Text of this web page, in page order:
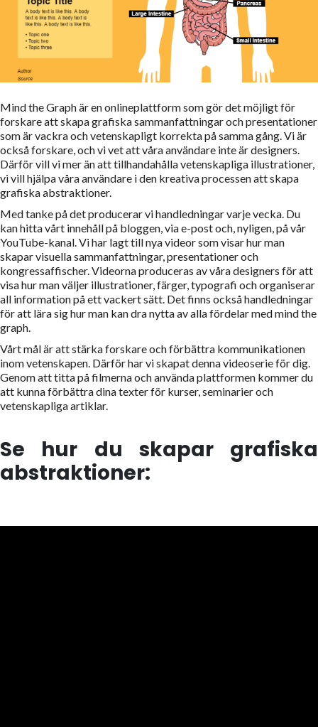
Mind the Graph är en onlineplattform som gör det möjligt för
forskare att skapa grafiska sammanfattningar och presentationer
som är vackra och vetenskapligt korrekta på samma gång. Vi är
också forskare, och vi vet att våra användare inte är designers.
Därför vill vi mer än att tillhandahålla vetenskapliga illustrationer,
vi vill hjälpa våra användare i den kreativa processen att skapa
grafiska abstraktioner.
Med tanke på det producerar vi handledningar varje vecka. Du
kan hitta vårt innehåll på bloggen, via e-post och, nyligen, på vår
YouTube-kanal. Vi har lagt till nya videor som visar hur man
skapar visuella sammanfattningar, presentationer och
kongressaffischer. Videorna produceras av våra designers för att
visa hur man väljer illustrationer, färger, typografi och organiserar
all information på ett vackert sätt. Det finns också handledningar
för att lära sig hur man kan dra nytta av alla fördelar med mind the
graph.
Vårt mål är att stärka forskare och förbättra kommunikationen
inom vetenskapen. Därför har vi skapat denna videoserie för dig.
Genom att titta på filmerna och använda plattformen kommer du
att kunna förbättra dina texter för kurser, seminarier och
vetenskapliga artiklar.
Se hur du skapar grafiska
abstraktioner: